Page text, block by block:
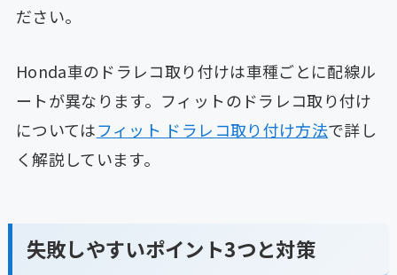
ださい。
Honda車のドラレコ取り付けは車種ごとに配線ル
ートが異なります。フィットのドラレコ取り付け
についてはフィット ドラレコ取り付け方法で詳し
く解説しています。
失敗しやすいポイント3つと対策